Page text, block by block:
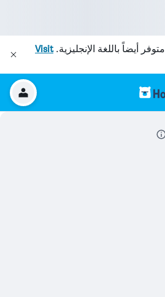
متوفر أيضاً باللغة الإنجليزية.Visit